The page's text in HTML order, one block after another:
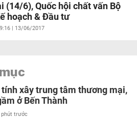
(14/6), Quốc hội chất vấn Bộ
hoạch & Đầu tư
| 13/06/2017
tính xây trung tâm thương mại,
ở Bến Thành
phút trước